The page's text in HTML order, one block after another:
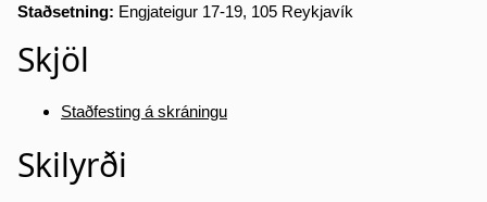
Staðsetning: Engjateigur 17-19, 105 Reykjavík
Skjöl
Staðfesting á skráningu
Skilyrði